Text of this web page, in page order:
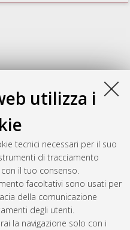
utilizza i
tecnici necessari per il suo
di tracciamento
il tuo consenso.
facoltativi sono usati per
della comunicazione
degli utenti.
la navigazione solo con i
based solutions in an
di Bologna, Corso
e il territorio [LM-
ilThu Aug 6 04:24:22 2026
CEST